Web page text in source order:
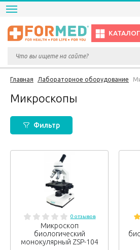
КАТАЛОГ
Главная Лабораторное оборудование
Микроскопы
Фильтр
0 отзывов
Микроскоп
биологический
монокулярный ZSP-104